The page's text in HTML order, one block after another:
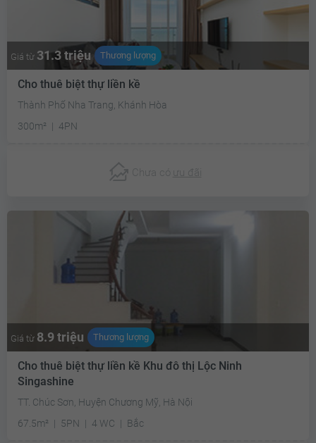
Giá từ 31.3 triệu Thương lượng
Cho thuê biệt thự liền kề
Thành Phố Nha Trang, Khánh Hòa
300m²
4PN
Chưa có ưu đãi
Giá từ 8.9 triệu Thương lượng
Cho thuê biệt thự liền kề Khu đô thị Lộc Ninh
Singashine
TT. Chúc Sơn, Huyện Chương Mỹ, Hà Nội
67.5m²
5PN 4 WC Bắc